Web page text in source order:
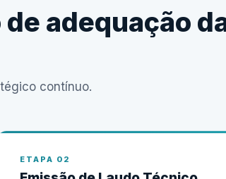
adequação
contínuo.
ETAPA 02